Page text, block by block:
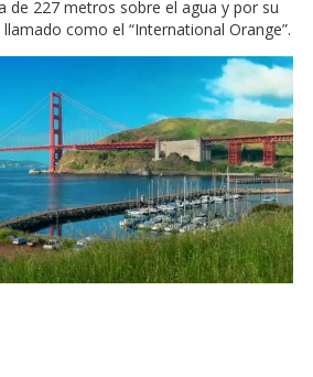
de 227 metros sobre el agua y por su
como el “International Orange”.